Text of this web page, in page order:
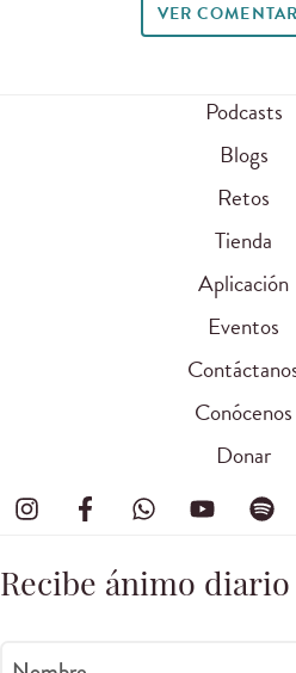
VER
Podcasts
Blogs
Retos
Tienda
Aplicación
Eventos
Conócenos
Donar
Recibe ánimo diario